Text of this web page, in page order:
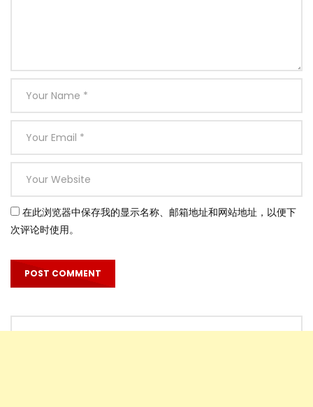
在此浏览器中保存我的显示名称、邮箱地址和网站地址，以便下
次评论时使用。